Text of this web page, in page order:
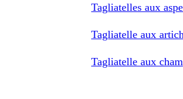
Tagliatelles aux
Tagliatelle aux
Tagliatelle aux